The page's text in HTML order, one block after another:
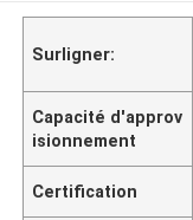
Surligner:
Capacité d'approv
isionnement
Certification